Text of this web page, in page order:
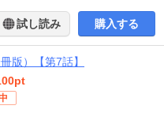
試し読み 購入する
版）【第7話】